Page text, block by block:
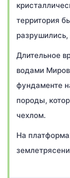
территория
разрушились,
Длительное
водами
фундаменте
породы,
чехлом.
На